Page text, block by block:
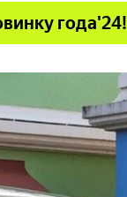
года'24!